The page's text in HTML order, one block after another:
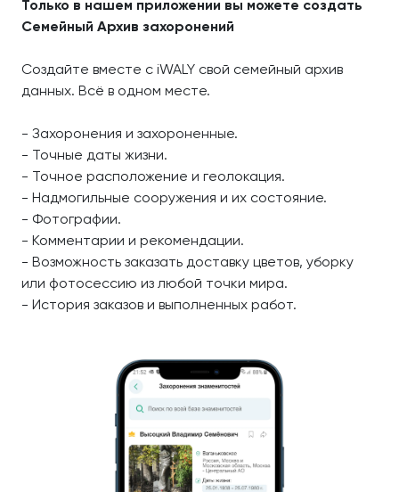
Только в нашем приложении вы можете создать
Семейный Архив захоронений
Создайте вместе с iWALY свой семейный архив
данных. Всё в одном месте.
- Захоронения и захороненные.
- Точные даты жизни.
- Точное расположение и геолокация.
- Надмогильные сооружения и их состояние.
- Фотографии.
- Комментарии и рекомендации.
- Возможность заказать доставку цветов, уборку
или фотосессию из любой точки мира.
- История заказов и выполненных работ.